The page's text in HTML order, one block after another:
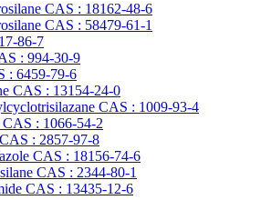
CAS : 18162-48-6
CAS : 58479-61-1
86-7
: 994-30-9
: 6459-79-6
CAS : 13154-24-0
CAS : 1009-93-4
: 1066-54-2
: 2857-97-8
CAS : 18156-74-6
CAS : 2344-80-1
CAS : 13435-12-6